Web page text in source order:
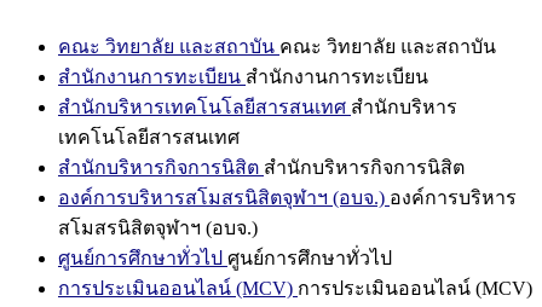
คณะ วิทยาลัย และสถาบัน คณะ วิทยาลัย และสถาบัน
สำนักงานการทะเบียน สำนักงานการทะเบียน
สำนักบริหารเทคโนโลยีสารสนเทศ สำนักบริหาร
เทคโนโลยีสารสนเทศ
สำนักบริหารกิจการนิสิต สำนักบริหารกิจการนิสิต
องค์การบริหารสโมสรนิสิตจุฬาฯ (อบจ.) องค์การบริหาร
สโมสรนิสิตจุฬาฯ (อบจ.)
ศูนย์การศึกษาทั่วไป ศูนย์การศึกษาทั่วไป
การประเมินออนไลน์ (MCV) การประเมินออนไลน์ (MCV)